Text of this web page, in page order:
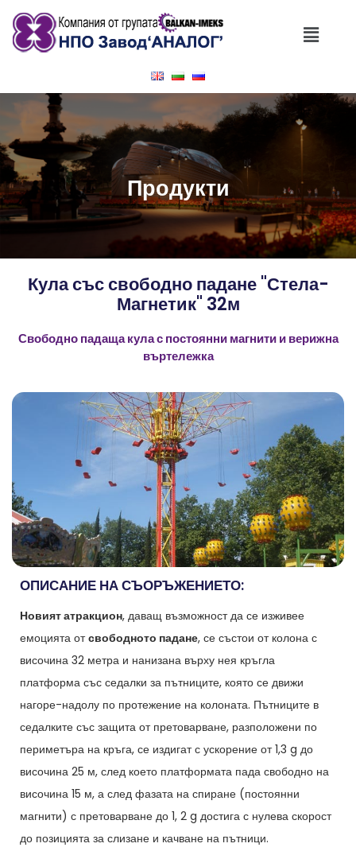
Продукти
Кула със свободно падане "Стела-
Магнетик" 32м
Свободно падаща кула с постоянни магнити и верижна
въртележка
ОПИСАНИЕ НА СЪОРЪЖЕНИЕТО:
Новият атракцион, даващ възможност да се изживее
емоцията отсвободното падане, се състои от колона с
височина 32 метра и нанизана върху нея кръгла
платформа със седалки за пътниците, която се движи
нагоре-надолу по протежение на колоната. Пътниците в
седалките със защита от претоварване, разположени по
периметъра на кръга, се издигат с ускорение от 1,3 g до
височина 25 м, след което платформата пада свободно на
височина 15 м, а след фазата на спиране (постоянни
магнити) с претоварване до 1, 2 g достига с нулева скорост
до позицията за слизане и качване на пътници.